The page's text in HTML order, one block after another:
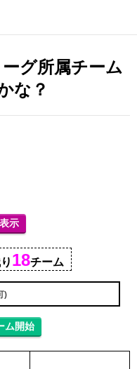
グ所属チーム
な？
示
18チーム